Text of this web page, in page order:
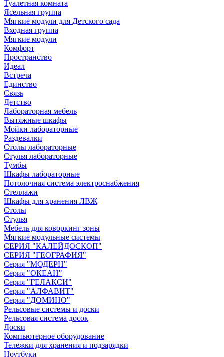
Туалетная комната
Ясельная группа
Мягкие модули для Детского сада
Входная группа
Мягкие модули
Комфорт
Пространство
Идеал
Встреча
Единство
Связь
Детство
Лабораторная мебель
Вытяжные шкафы
Мойки лабораторные
Раздевалки
Столы лабораторные
Стулья лабораторные
Тумбы
Шкафы лабораторные
Потолочная система электроснабжения
Стеллажи
Шкафы для хранения ЛВЖ
Столы
Стулья
Мебель для коворкинг зоны
Мягкие модульные системы
СЕРИЯ "КАЛЕЙДОСКОП"
СЕРИЯ "ГЕОГРАФИЯ"
Серия "МОДЕРН"
Серия "ОКЕАН"
Серия "ГЕЛАКСИ"
Серия "АЛФАВИТ"
Серия "ДОМИНО"
Рельсовые системы и доски
Рельсовая система досок
Доски
Компьютерное оборудование
Тележки для хранения и подзарядки
Ноутбуки